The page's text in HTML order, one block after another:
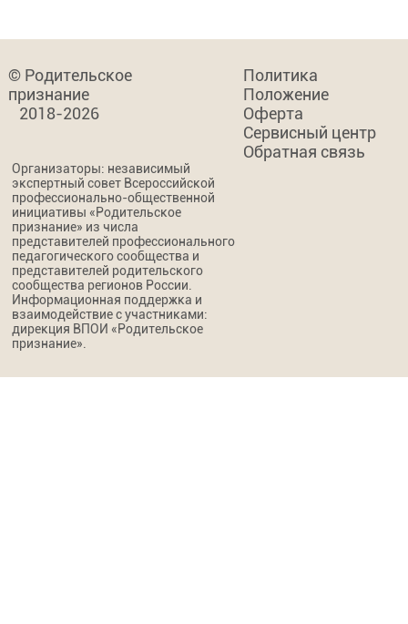
© Родительское
признание
2018-2026
Политика
Положение
Оферта
Сервисный центр
Обратная связь
Организаторы: независимый
экспертный совет Всероссийской
профессионально-общественной
инициативы «Родительское
признание» из числа
представителей профессионального
педагогического сообщества и
представителей родительского
сообщества регионов России.
Информационная поддержка и
взаимодействие с участниками:
дирекция ВПОИ «Родительское
признание».